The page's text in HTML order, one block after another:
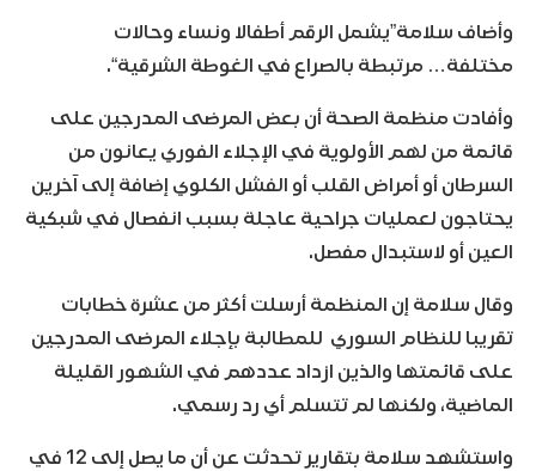
وأضاف سلامة”يشمل الرقم أطفالا ونساء وحالات
مختلفة… مرتبطة بالصراع في الغوطة الشرقية“.
وأفادت منظمة الصحة أن بعض المرضى المدرجين على
قائمة من لهم الأولوية في الإجلاء الفوري يعانون من
السرطان أو أمراض القلب أو الفشل الكلوي إضافة إلى آخرين
يحتاجون لعمليات جراحية عاجلة بسبب انفصال في شبكية
العين أو لاستبدال مفصل.
وقال سلامة إن المنظمة أرسلت أكثر من عشرة خطابات
تقريبا للنظام السوري للمطالبة بإجلاء المرضى المدرجين
على قائمتها والذين ازداد عددهم في الشهور القليلة
الماضية، ولكنها لم تتسلم أي رد رسمي.
واستشهد سلامة بتقارير تحدثت عن أن ما يصل إلى 12 في